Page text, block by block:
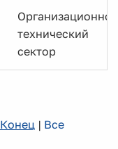
Организационно-
технический
сектор
Конец | Все